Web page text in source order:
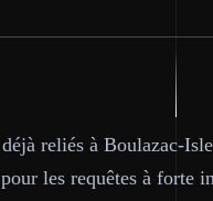
reliés à Boulazac-
les requêtes à forte